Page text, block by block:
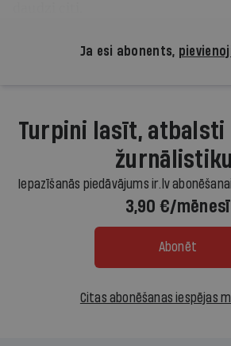
Ja esi abonents,
Turpini lasīt,
Iepazīšanās piedāvājums ir.lv
3,90 €/mēnesī
Abonēt
Citas abonēšanas iespējas